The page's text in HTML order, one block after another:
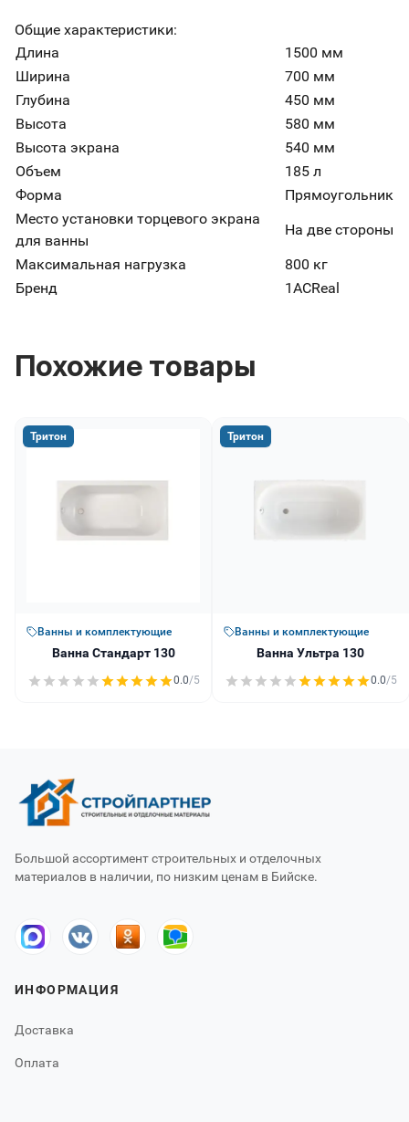
Общие характеристики:
Длина
1500 мм
Ширина
700 мм
Глубина
450 мм
Высота
580 мм
Высота экрана
540 мм
Объем
185 л
Форма
Прямоугольник
Место установки торцевого экрана
для ванны
На две стороны
Максимальная нагрузка
800 кг
Бренд
1ACReal
Похожие товары
Тритон
Ванны и комплектующие
Ванна Стандарт 130
0.0/5
Тритон
Ванны и комплектующие
Ванна Ультра 130
0.0/5
Большой ассортимент строительных и отделочных
материалов в наличии, по низким ценам в Бийске.
ИНФОРМАЦИЯ
Доставка
Оплата